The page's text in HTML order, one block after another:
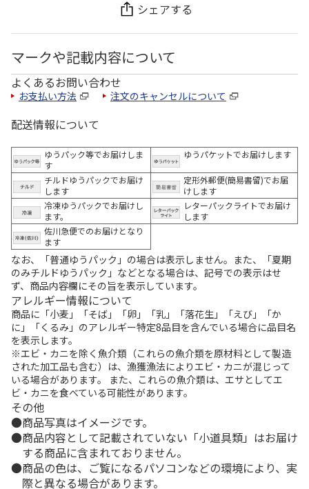
シェアする
マークや記載内容について
よくあるお問い合わせ
お支払い方法 注文のキャンセルについて
配送情報について
ゆうパック等でお届けしま
す
ゆうパケットでお届けします
チルドゆうパックでお届け
します
定形外郵便(簡易書留)でお届
けします
冷凍ゆうパックでお届けし
ます。
レターパックライトでお届け
します
佐川急便でのお届けとなり
ます
なお、「普通ゆうパック」の場合は表示しません。また、「夏期
のみチルドゆうパック」などとなる場合は、記号での表示はせ
ず、商品内容欄にその旨を表示しています。
アレルギー情報について
商品に「小麦」「そば」「卵」「乳」「落花生」「えび」「か
に」「くるみ」のアレルギー特定8品目を含んでいる場合に品目名
を表示します。
※エビ・カニを除く魚介類（これらの魚介類を原材料として製造
された加工品も含む）は、漁獲漁法によりエビ・カニが混じって
いる場合があります。 また、これらの魚介類は、エサとしてエ
ビ・カニを食べている可能性があります。
その他
商品写真はイメージです。
商品内容として記載されていない「小道具類」はお届け
する商品に含まれておりません。
商品の色は、ご覧になるパソコンなどの環境により、実
際と異なる場合があります。